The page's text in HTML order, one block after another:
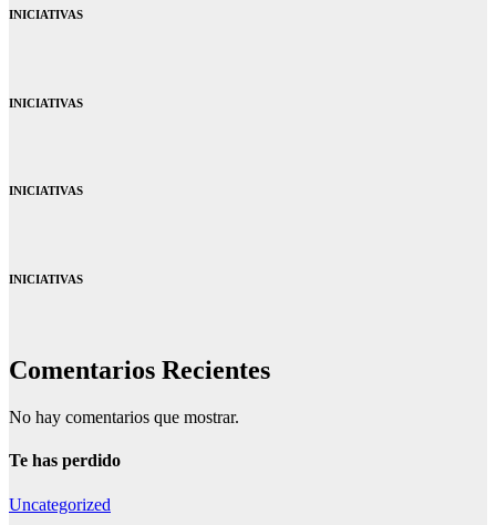
INICIATIVAS
INICIATIVAS
INICIATIVAS
INICIATIVAS
Comentarios Recientes
No hay comentarios que mostrar.
Te has perdido
Uncategorized